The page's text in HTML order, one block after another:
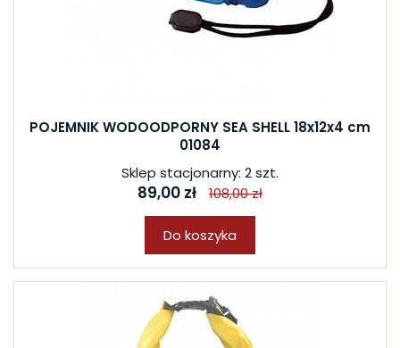
POJEMNIK WODOODPORNY SEA SHELL 18x12x4 cm
01084
Sklep stacjonarny: 2 szt.
89,00 zł 108,00 zł
Do koszyka